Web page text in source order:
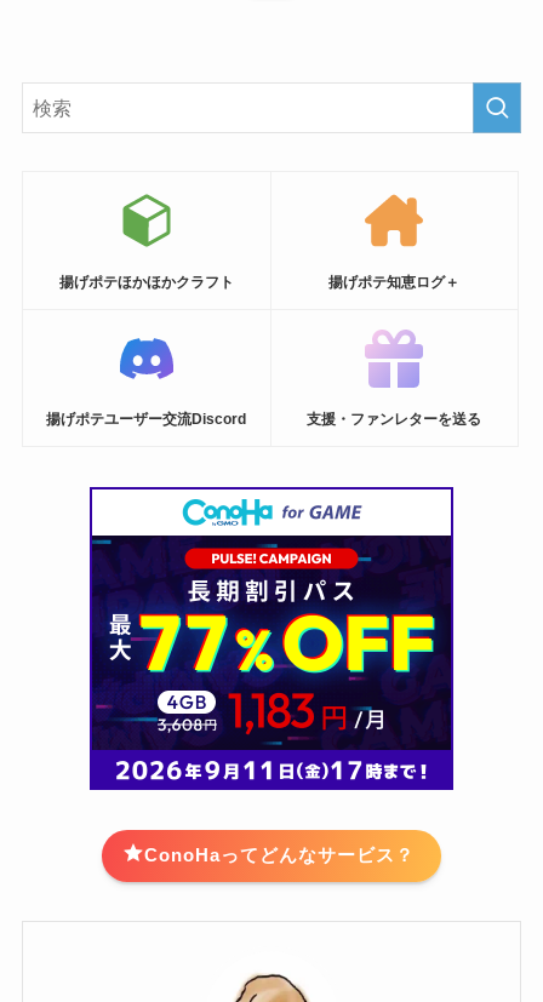
揚げポテほかほかクラフト 揚げポテ知恵ログ＋
揚げポテユーザー交流Discord 支援・ファンレターを送る
ConoHaってどんなサービス？